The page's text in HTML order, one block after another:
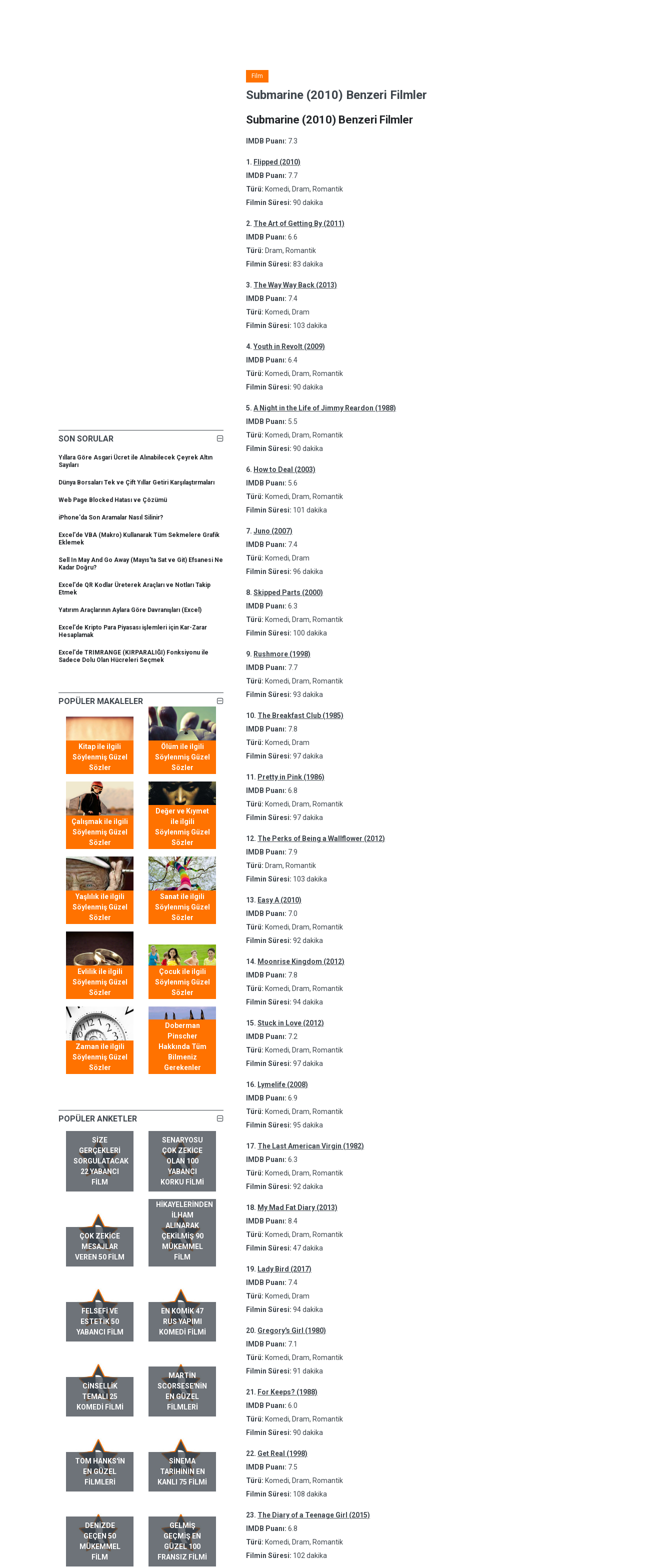
SON SORULAR
Yıllara Göre Asgari Ücret ile Alınabilecek Çeyrek Altın
Sayıları
Dünya Borsaları Tek ve Çift Yıllar Getiri Karşılaştırmaları
Web Page Blocked Hatası ve Çözümü
iPhone'da Son Aramalar Nasıl Silinir?
Excel'de VBA (Makro) Kullanarak Tüm Sekmelere Grafik
Eklemek
Sell In May And Go Away (Mayıs'ta Sat ve Git) Efsanesi Ne
Kadar Doğru?
Excel'de QR Kodlar Üreterek Araçları ve Notları Takip
Etmek
Yatırım Araçlarının Aylara Göre Davranışları (Excel)
Excel'de Kripto Para Piyasası işlemleri için Kar-Zarar
Hesaplamak
Excel'de TRIMRANGE (KIRPARALIĞI) Fonksiyonu ile
Sadece Dolu Olan Hücreleri Seçmek
POPÜLER MAKALELER
Kitap ile ilgili
Söylenmiş Güzel
Sözler
Ölüm ile ilgili
Söylenmiş Güzel
Sözler
Çalışmak ile ilgili
Söylenmiş Güzel
Sözler
Değer ve Kıymet
ile ilgili
Söylenmiş Güzel
Sözler
Yaşlılık ile ilgili
Söylenmiş Güzel
Sözler
Sanat ile ilgili
Söylenmiş Güzel
Sözler
Evlilik ile ilgili
Söylenmiş Güzel
Sözler
Çocuk ile ilgili
Söylenmiş Güzel
Sözler
Zaman ile ilgili
Söylenmiş Güzel
Sözler
Doberman
Pinscher
Hakkında Tüm
Bilmeniz
Gerekenler
POPÜLER ANKETLER
SIZE
GERÇEKLERI
SORGULATACAK
22 YABANCI
FILM
SENARYOSU
ÇOK ZEKICE
OLAN 100
YABANCI
KORKU FILMI
ÇOK ZEKICE
MESAJLAR
VEREN 50 FILM
GERÇEK HAYAT
HIKAYELERINDEN
ILHAM
ALINARAK
ÇEKILMIŞ 90
MÜKEMMEL
FILM
FELSEFI VE
ESTETIK 50
YABANCI FILM
EN KOMIK 47
RUS YAPIMI
KOMEDI FILMI
CINSELLIK
TEMALI 25
KOMEDI FILMI
MARTIN
SCORSESE'NIN
EN GÜZEL
FILMLERI
TOM HANKS'IN
EN GÜZEL
FILMLERI
SINEMA
TARIHININ EN
KANLI 75 FILMI
DENIZDE
GEÇEN 50
MÜKEMMEL
FILM
GELMIŞ
GEÇMIŞ EN
GÜZEL 100
FRANSIZ FILMI
Film
Submarine (2010) Benzeri Filmler
Submarine (2010) Benzeri Filmler
IMDB Puanı: 7.3
1. Flipped (2010)
IMDB Puanı: 7.7
Türü: Komedi, Dram, Romantik
Filmin Süresi: 90 dakika
2. The Art of Getting By (2011)
IMDB Puanı: 6.6
Türü: Dram, Romantik
Filmin Süresi: 83 dakika
3. The Way Way Back (2013)
IMDB Puanı: 7.4
Türü: Komedi, Dram
Filmin Süresi: 103 dakika
4. Youth in Revolt (2009)
IMDB Puanı: 6.4
Türü: Komedi, Dram, Romantik
Filmin Süresi: 90 dakika
5. A Night in the Life of Jimmy Reardon (1988)
IMDB Puanı: 5.5
Türü: Komedi, Dram, Romantik
Filmin Süresi: 90 dakika
6. How to Deal (2003)
IMDB Puanı: 5.6
Türü: Komedi, Dram, Romantik
Filmin Süresi: 101 dakika
7. Juno (2007)
IMDB Puanı: 7.4
Türü: Komedi, Dram
Filmin Süresi: 96 dakika
8. Skipped Parts (2000)
IMDB Puanı: 6.3
Türü: Komedi, Dram, Romantik
Filmin Süresi: 100 dakika
9. Rushmore (1998)
IMDB Puanı: 7.7
Türü: Komedi, Dram, Romantik
Filmin Süresi: 93 dakika
10. The Breakfast Club (1985)
IMDB Puanı: 7.8
Türü: Komedi, Dram
Filmin Süresi: 97 dakika
11. Pretty in Pink (1986)
IMDB Puanı: 6.8
Türü: Komedi, Dram, Romantik
Filmin Süresi: 97 dakika
12. The Perks of Being a Wallflower (2012)
IMDB Puanı: 7.9
Türü: Dram, Romantik
Filmin Süresi: 103 dakika
13. Easy A (2010)
IMDB Puanı: 7.0
Türü: Komedi, Dram, Romantik
Filmin Süresi: 92 dakika
14. Moonrise Kingdom (2012)
IMDB Puanı: 7.8
Türü: Komedi, Dram, Romantik
Filmin Süresi: 94 dakika
15. Stuck in Love (2012)
IMDB Puanı: 7.2
Türü: Komedi, Dram, Romantik
Filmin Süresi: 97 dakika
16. Lymelife (2008)
IMDB Puanı: 6.9
Türü: Komedi, Dram, Romantik
Filmin Süresi: 95 dakika
17. The Last American Virgin (1982)
IMDB Puanı: 6.3
Türü: Komedi, Dram, Romantik
Filmin Süresi: 92 dakika
18. My Mad Fat Diary (2013)
IMDB Puanı: 8.4
Türü: Komedi, Dram, Romantik
Filmin Süresi: 47 dakika
19. Lady Bird (2017)
IMDB Puanı: 7.4
Türü: Komedi, Dram
Filmin Süresi: 94 dakika
20. Gregory's Girl (1980)
IMDB Puanı: 7.1
Türü: Komedi, Dram, Romantik
Filmin Süresi: 91 dakika
21. For Keeps? (1988)
IMDB Puanı: 6.0
Türü: Komedi, Dram, Romantik
Filmin Süresi: 90 dakika
22. Get Real (1998)
IMDB Puanı: 7.5
Türü: Komedi, Dram, Romantik
Filmin Süresi: 108 dakika
23. The Diary of a Teenage Girl (2015)
IMDB Puanı: 6.8
Türü: Komedi, Dram, Romantik
Filmin Süresi: 102 dakika